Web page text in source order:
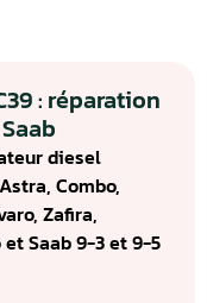
: réparation
diesel
Combo,
Zafira,
Saab 9-3 et 9-5